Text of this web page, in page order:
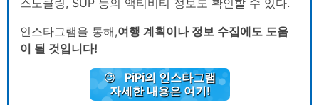
인스타그램을 통해,여행 계획이나 정보 수집에도 도움
이 될 것입니다!
PiPi의 인스타그램
자세한 내용은 여기!